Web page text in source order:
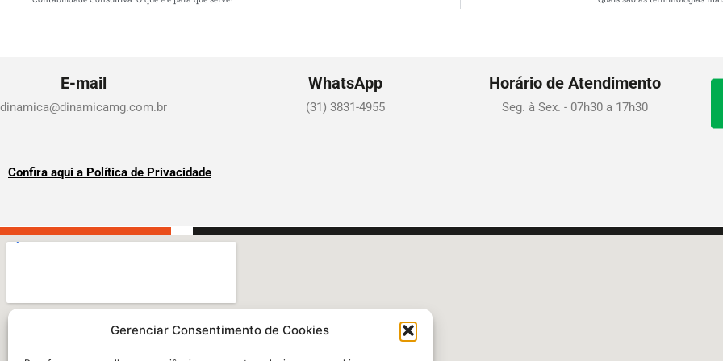
Gerenciar Consentimento de Cookies
E-mail
dinamica@dinamicamg.com.br
WhatsApp
(31) 3831-4955
Horário de Atendimento
Seg. à Sex. - 07h30 a 17h30
Confira aqui a Política de Privacidade